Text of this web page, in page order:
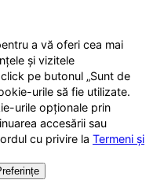
a vă oferi cea mai
și vizitele
pe butonul „Sunt de
urile să fie utilizate.
urile opționale prin
accesării sau
cu privire la Termeni și